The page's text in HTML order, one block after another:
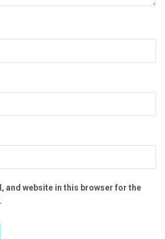
and website in this browser for the